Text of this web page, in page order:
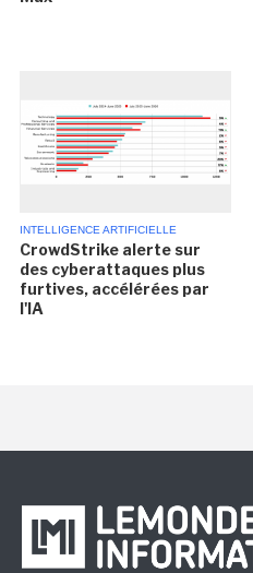
INTELLIGENCE ARTIFICIELLE
CrowdStrike alerte sur
des cyberattaques plus
furtives, accélérées par
l'IA